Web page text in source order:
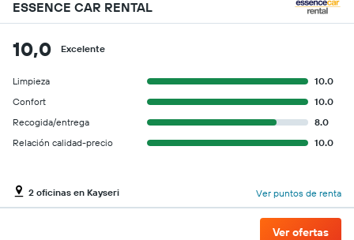
Y
que
indica
el
más
barato
un
auto
por
empresa.
ESSENCE CAR RENTAL
10,0 Excelente
Limpieza
10.0
Confort
10.0
Recogida/entrega
8.0
Relación calidad-precio
10.0
2 oficinas en Kayseri Ver puntos de renta
Ver ofertas